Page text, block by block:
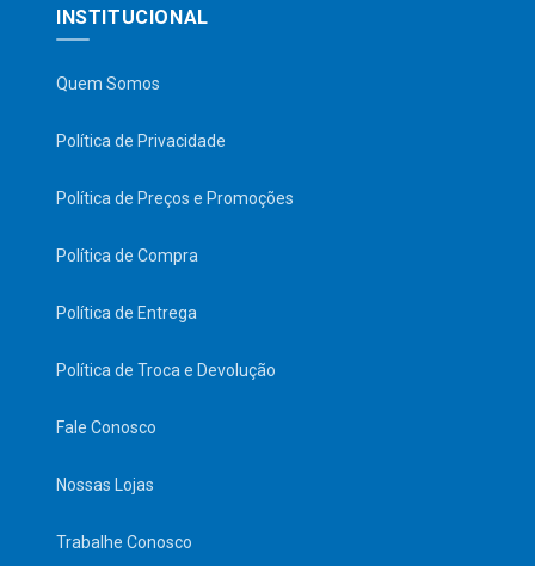
INSTITUCIONAL
Quem Somos
Política de Privacidade
Política de Preços e Promoções
Política de Compra
Política de Entrega
Política de Troca e Devolução
Fale Conosco
Nossas Lojas
Trabalhe Conosco